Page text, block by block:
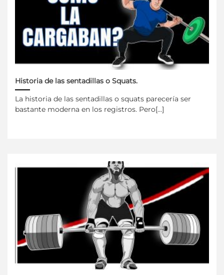
Historia de las sentadillas o Squats.
La historia de las sentadillas o squats parecería ser
bastante moderna en los registros. Pero[...]